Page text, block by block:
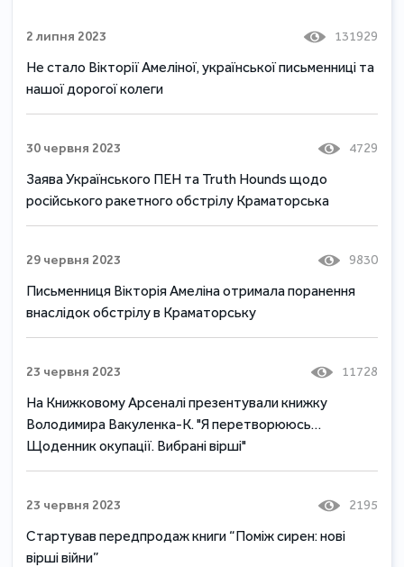
2 липня 2023 131929
Не стало Вікторії Амеліної, української письменниці та
нашої дорогої колеги
30 червня 2023 4729
Заява Українського ПЕН та Truth Hounds щодо
російського ракетного обстрілу Краматорська
29 червня 2023 9830
Письменниця Вікторія Амеліна отримала поранення
внаслідок обстрілу в Краматорську
23 червня 2023 11728
На Книжковому Арсеналі презентували книжку
Володимира Вакуленка-К. "Я перетворююсь…
Щоденник окупації. Вибрані вірші"
23 червня 2023 2195
Стартував передпродаж книги “Поміж сирен: нові
вірші війни”